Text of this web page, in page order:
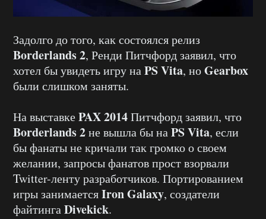
Задолго до того, как состоялся релиз
Borderlands 2, Ренди Питчфорд заявил, что
хотел бы увидеть игру наPS Vita, ноGearbox
были слишком заняты.
На выставкеPAX 2014Питчфорд заявил, что
Borderlands 2не вышла бы наPS Vita, если
бы фанаты не кричали так громко о своем
желании, запросы фанатов прост взорвали
Twitter-ленту разработчиков. Портированием
игры занимаетсяIron Galaxy, создатели
файтингаDivekick.